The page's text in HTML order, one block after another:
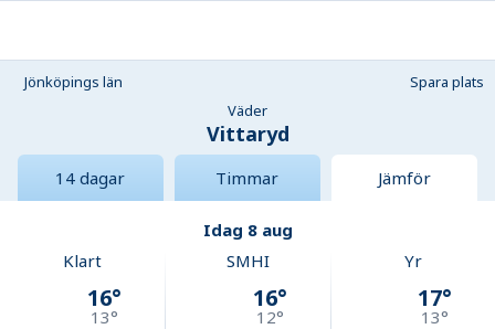
Jönköpings län
Spara plats
Väder
Vittaryd
14 dagar Timmar Jämför
Idag 8 aug
Klart
16°
13°
SMHI
16°
12°
Yr
17°
13°